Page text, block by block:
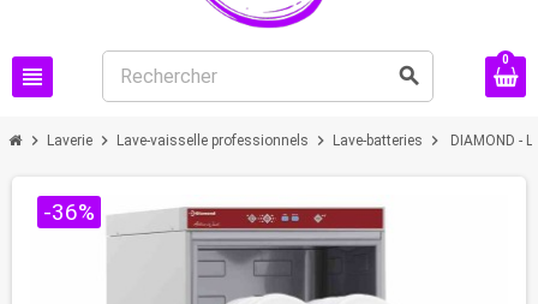
view_headline search
0
chevron_right Laverie chevron_right Lave-vaisselle professionnels chevron_right Lave-batteries chevron_right DIAMOND -
-36%